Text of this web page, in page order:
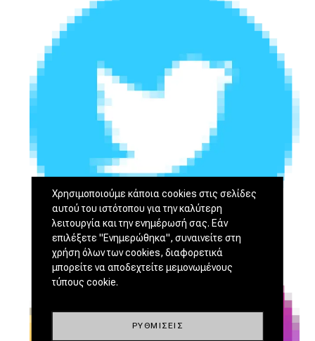
Χρησιμοποιούμε κάποια cookies στις σελίδες
αυτού του ιστότοπου για την καλύτερη
λειτουργία και την ενημέρωσή σας. Εάν
επιλέξετε "Ενημερώθηκα", συναινείτε στη
χρήση όλων των cookies, διαφορετικά
μπορείτε να αποδεχτείτε μεμονωμένους
τύπους cookie.
ΡΥΘΜΊΣΕΙΣ